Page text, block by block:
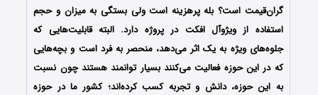
گران‌قیمت است؟ بله پرهزینه است ولی بستگی به میزان و حجم
استفاده از ویژوآل افکت در پروژه دارد. البته قابلیت‌هایی که
جلوه‌های ویژه به یک اثر می‌دهد، منحصر به فرد است و بچه‌هایی
که در این حوزه فعالیت می‌کنند بسیار توانمند هستند چون نسبت
به این حوزه، دانش و تجربه کسب کرده‌اند؛ کشور ما در حوزه